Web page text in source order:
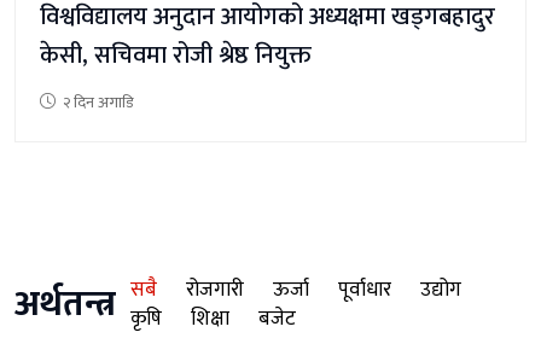
विश्वविद्यालय अनुदान आयोगको अध्यक्षमा खड्गबहादुर
केसी, सचिवमा रोजी श्रेष्ठ नियुक्त
२ दिन अगाडि
अर्थतन्त्र सबै रोजगारी ऊर्जा पूर्वाधार
उद्योग
कृषि
शिक्षा बजेट